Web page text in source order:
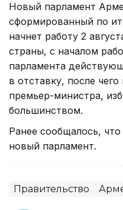
Новый парламент
сформированный по
начнет работу 2
страны, с началом
парламента
в отставку, после
премьер-министра,
большинством.
Ранее сообщалось,
новый парламент.
Правительство